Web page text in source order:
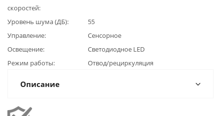
скоростей
Уровень шума (ДБ)
55
Управление
Сенсорное
Освещение
Светодиодное LED
Режим работы
Отвод/рециркуляция
Описание